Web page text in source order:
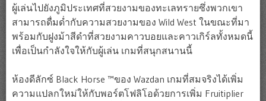
ผู้เล่นไปยังภูมิประเทศที่สวยงามของทะเลทรายซึ่งพวกเขา
สามารถดื่มด่ำกับความสวยงามของ Wild West ในขณะที่มา
พร้อมกับฝูงม้าสีดำที่สวยงามคาวบอยและคาวเกิร์ลทั้งหมดนี้
เพื่อเป็นกำลังใจให้กับผู้เล่น เกมที่สนุกสนานนี้
ห้องดีลักซ์ Black Horse ™ของ Wazdan เกมที่สมจริงได้เพิ่ม
ความแปลกใหม่ให้กับพอร์ตโฟลิโอด้วยการเพิ่ม Fruitiplier